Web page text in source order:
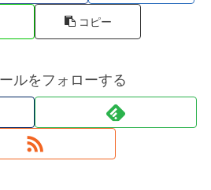
コピー
ルをフォローする